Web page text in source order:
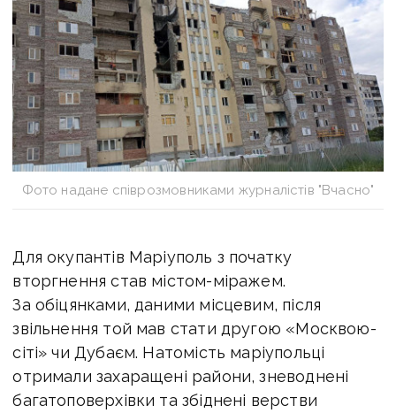
Фото надане співрозмовниками журналістів "Вчасно"
Для окупантів Маріуполь з початку
вторгнення став містом-міражем.
За обіцянками, даними місцевим, після
звільнення той мав стати другою «Москвою-
сіті» чи Дубаєм. Натомість маріупольці
отримали захаращені райони, зневоднені
багатоповерхівки та збіднені верстви